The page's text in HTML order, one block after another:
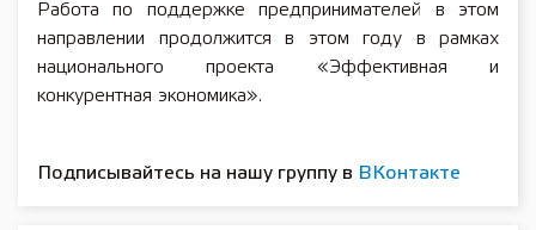
Работа по поддержке предпринимателей в этом
направлении продолжится в этом году в рамках
национального проекта «Эффективная и
конкурентная экономика».
Подписывайтесь на нашу группу в ВКонтакте